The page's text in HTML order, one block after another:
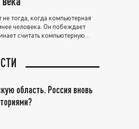
тогда, когда компьютерная
человека. Он побеждает
считать компьютерную
область. Россия вновь